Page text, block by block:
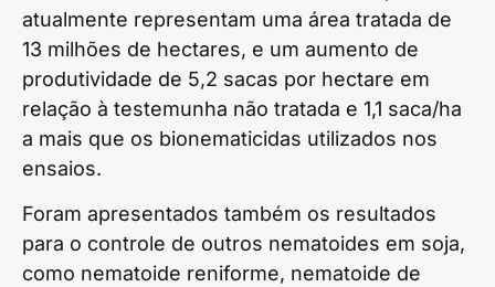
atualmente representam uma área tratada de
13 milhões de hectares, e um aumento de
produtividade de 5,2 sacas por hectare em
relação à testemunha não tratada e 1,1 saca/ha
a mais que os bionematicidas utilizados nos
ensaios.
Foram apresentados também os resultados
para o controle de outros nematoides em soja,
como nematoide reniforme, nematoide de